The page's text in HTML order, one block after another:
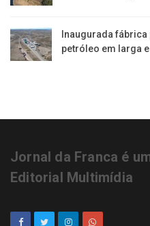
Inaugurada
petróleo em larga
Jornal da Franca é
Editorial Multimídia